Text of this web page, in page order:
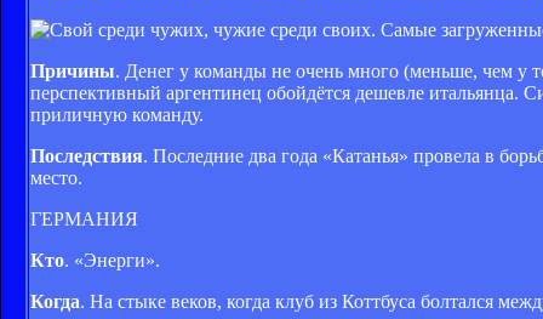
Причины. Денег у команды не очень много (меньше, чем у
перспективный аргентинец обойдётся дешевле итальянца.
приличную команду.
Последствия. Последние два года «Катанья» провела в
место.
ГЕРМАНИЯ
Кто. «Энерги».
Когда. На стыке веков, когда клуб из Коттбуса болтался